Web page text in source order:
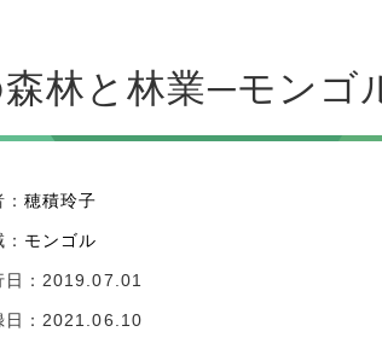
林と林業─モンゴ
穂積玲子
モンゴル
日：2019.07.01
日：2021.06.10